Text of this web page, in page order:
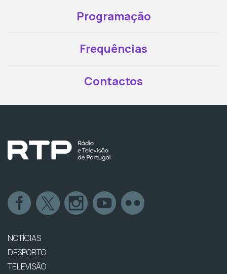
Programação
Frequências
Contactos
NOTÍCIAS
DESPORTO
TELEVISÃO